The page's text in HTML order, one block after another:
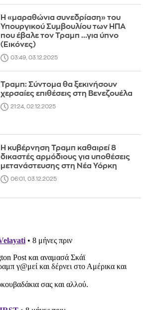
Η «μαραθώνια συνεδρίαση» του
Υπουργικού Συμβουλίου των ΗΠΑ
που έβαλε τον Τραμπ ...για ύπνο
(Εικόνες)
03:49, 03.12.2025
Τραμπ: Σύντομα θα ξεκινήσουν
χερσαίες επιθέσεις στη Βενεζουέλα
21:24, 02.12.2025
Η κυβέρνηση Τραμπ καθαιρεί 8
δικαστές αρμόδιους για υποθέσεις
μετανάστευσης στη Νέα Υόρκη
06:01, 03.12.2025